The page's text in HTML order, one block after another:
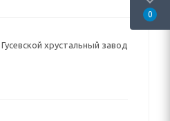
Гусевской хрустальный завод
0